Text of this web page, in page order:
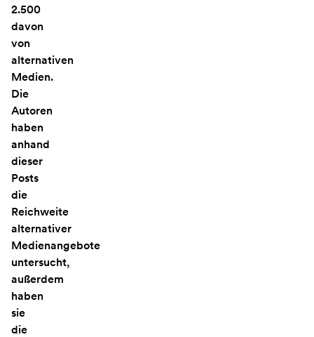
2.500
davon
von
alternativen
Medien.
Die
Autoren
haben
anhand
dieser
Posts
die
Reichweite
alternativer
Medienangebote
untersucht,
außerdem
haben
sie
die